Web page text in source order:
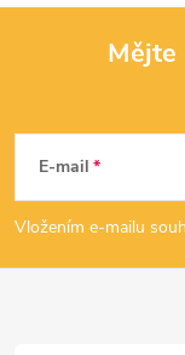
p
Mějte
E-mail
Vložením e-mailu